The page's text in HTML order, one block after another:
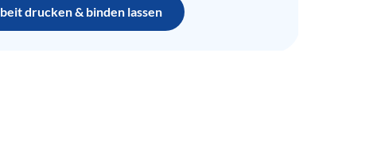
drucken & binden lassen